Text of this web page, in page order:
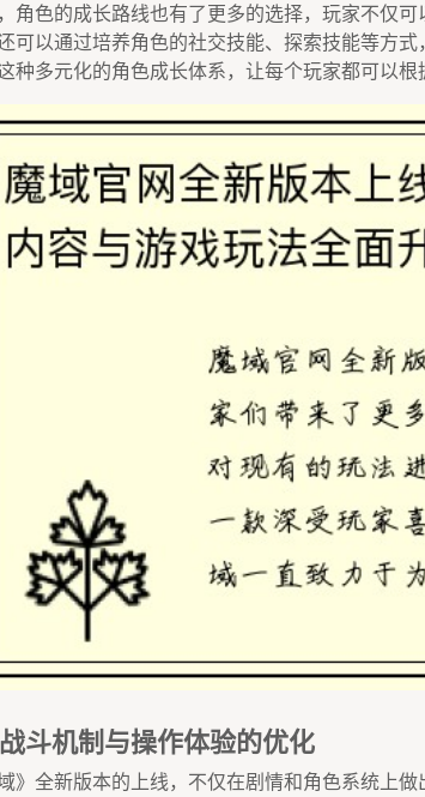
角色的成长路线也有了更多的选择，玩家不仅
可以通过培养角色的社交技能、探索技能等方
种多元化的角色成长体系，让每个玩家都可以根
斗机制与操作体验的优化
域》全新版本的上线，不仅在剧情和角色系统上